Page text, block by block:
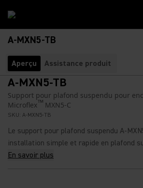
A-MXN5-TB
Aperçu Assistance produit
A-MXN5-TB
Support pour plafond suspendu pour
Microflex™ MXN5-C
SKU: A-MXN5-TB
Le support pour plafond suspendu A-
installation simple et rapide en plafond
En savoir plus